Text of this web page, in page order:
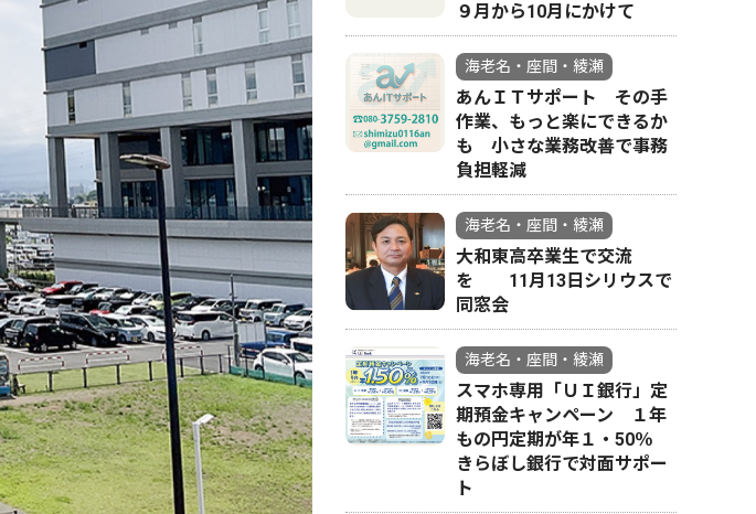
９月から10月にかけて
海老名・座間・綾瀬
あんＩＴサポート その手
作業、もっと楽にできるか
も 小さな業務改善で事務
負担軽減
海老名・座間・綾瀬
大和東高卒業生で交流
を 11月13日シリウスで
同窓会
海老名・座間・綾瀬
スマホ専用「ＵＩ銀行」定
期預金キャンペーン １年
もの円定期が年１・50％
きらぼし銀行で対面サポー
ト